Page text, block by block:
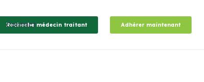
Contact
Recheche médecin traitant Adhérer maintenant